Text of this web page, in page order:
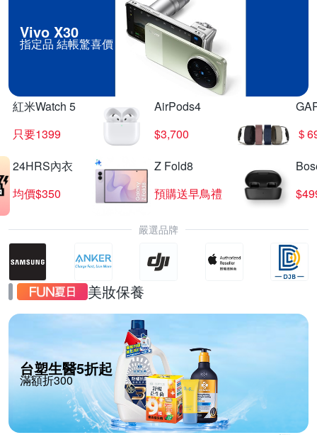
Vivo X30
指定品 結帳驚喜價
紅米Watch 5
只要1399
AirPods4
$3,700
＄
24HRS內衣
均價$350
Z Fold8
預購送早鳥禮
嚴選品牌
美妝保養
台塑生醫5折起
滿額折300